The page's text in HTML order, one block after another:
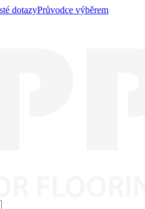
dotazyPrůvodce výběrem